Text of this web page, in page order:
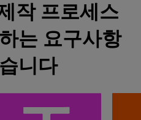
작 프로세스
는 요구사항
니다